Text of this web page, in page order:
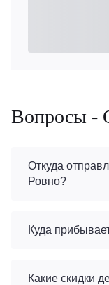
Вопросы -
Откуда
Ровно?
Куда
Какие скидки